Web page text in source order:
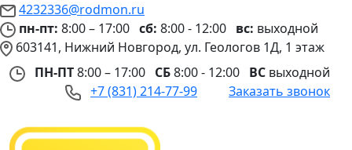
4232336@rodmon.ru
пн-пт: 8:00 – 17:00 сб: 8:00 - 12:00 вс: выходной
603141, Нижний Новгород, ул. Геологов 1Д, 1 этаж
ПН-ПТ8:00 – 17:00 СБ8:00 - 12:00 ВС выходной
+7 (831) 214-77-99
Заказать звонок